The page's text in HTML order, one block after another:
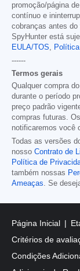
promoção/página
contínuo e
cobranças antes
SpyHunter está
EULA/TOS,
------
Termos gerais
Qualquer compra
durante o período
preço padrão
compras futuras.
notificaremos você
Todas as versões
nosso Contrato de
Política de
também nossas
Ameaças. Se
Página Inicial
Critérios de
Condições